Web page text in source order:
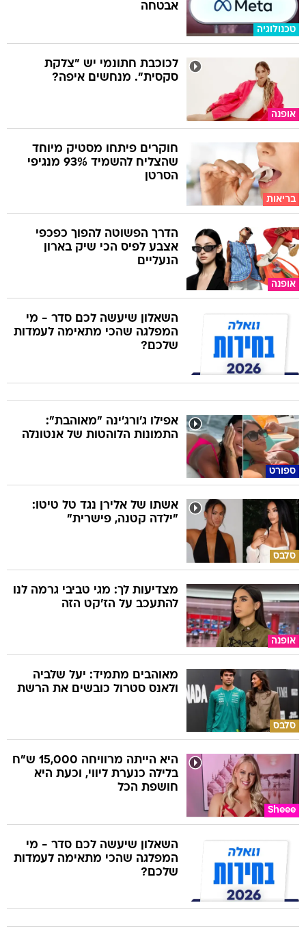
טכנולוגיה
אבטחה
אופנה
לכוכבת חתונמי יש "צלקת
סקסית". מנחשים איפה?
בריאות
חוקרים פיתחו מסטיק מיוחד
שהצליח להשמיד 93% מנגיפי
הסרטן
אופנה
הדרך הפשוטה להפוך כפכפי
אצבע לפיס הכי שיק בארון
הנעליים
השאלון שיעשה לכם סדר - מי
המפלגה שהכי מתאימה לעמדות
שלכם?
ספורט
אפילו ג'ורג'ינה "מאוהבת":
התמונות הלוהטות של אנטונלה
סלבס
אשתו של אלירן נגד טל טיטו:
"ילדה קטנה, פישרית"
אופנה
מצדיעות לך: מגי טביבי גרמה לנו
להתעכב על הז'קט הזה
סלבס
מאוהבים מתמיד: יעל שלביה
ולאנס סטרול כובשים את הרשת
Sheee
היא הייתה מרוויחה 15,000 ש"ח
בלילה כנערת ליווי, וכעת היא
חושפת הכל
השאלון שיעשה לכם סדר - מי
המפלגה שהכי מתאימה לעמדות
שלכם?